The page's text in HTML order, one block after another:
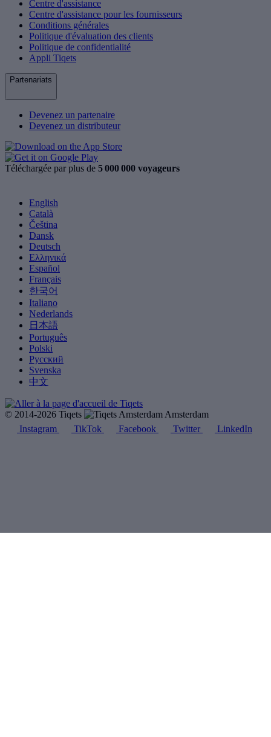
Centre d'assistance
Centre d'assistance pour les fournisseurs
Conditions générales
Politique d'évaluation des clients
Politique de confidentialité
Appli Tiqets
Partenariats
Devenez un partenaire
Devenez un distributeur
Téléchargée par plus de 5 000 000 voyageurs
English
Català
Čeština
Dansk
Deutsch
Ελληνικά
Español
Français
한국어
Italiano
Nederlands
日本語
Português
Polski
Русский
Svenska
中文
© 2014-2026 Tiqets
Amsterdam
Instagram
TikTok Facebook Twitter LinkedIn